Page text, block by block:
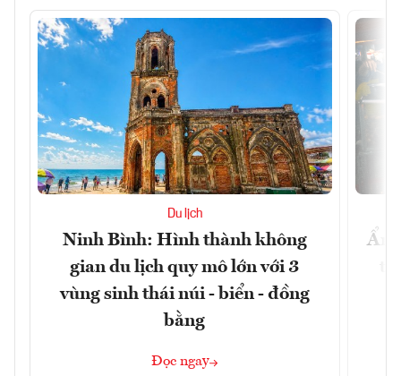
Du lịch
Ninh Bình: Hình thành không
gian du lịch quy mô lớn với 3
vùng sinh thái núi - biển - đồng
bằng
Đọc ngay
Ẩm